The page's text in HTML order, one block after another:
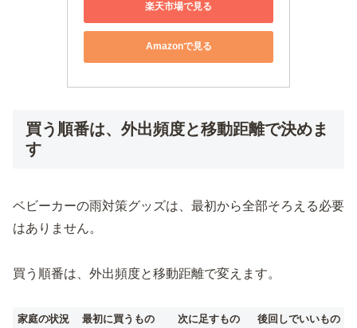
楽天市場で見る
Amazonで見る
買う順番は、外出頻度と移動距離で決めま
す
ベビーカーの雨対策グッズは、最初から全部そろえる必要
はありません。
買う順番は、外出頻度と移動距離で変えます。
家庭の状況 最初に買うもの 次に足すもの
後回しでいいもの